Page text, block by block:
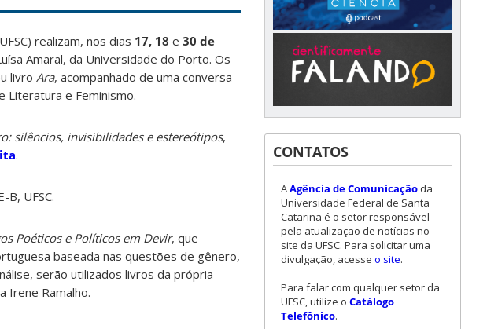
realizam, nos dias 17, 18 e 30 de
Amaral, da Universidade do Porto. Os
livro Ara, acompanhado de uma conversa
Literatura e Feminismo.
silêncios, invisibilidades e estereótipos,
.
B, UFSC.
Poéticos e Políticos em Devir, que
baseada nas questões de gênero,
serão utilizados livros da própria
Irene Ramalho.
CONTATOS
AAgência de Comunicação da
Universidade Federal de Santa
Catarina é o setor responsável
pela atualização de notícias no
site da UFSC. Para solicitar uma
divulgação, acesse o site.
Para falar com qualquer setor da
UFSC, utilize o Catálogo
Telefônico.